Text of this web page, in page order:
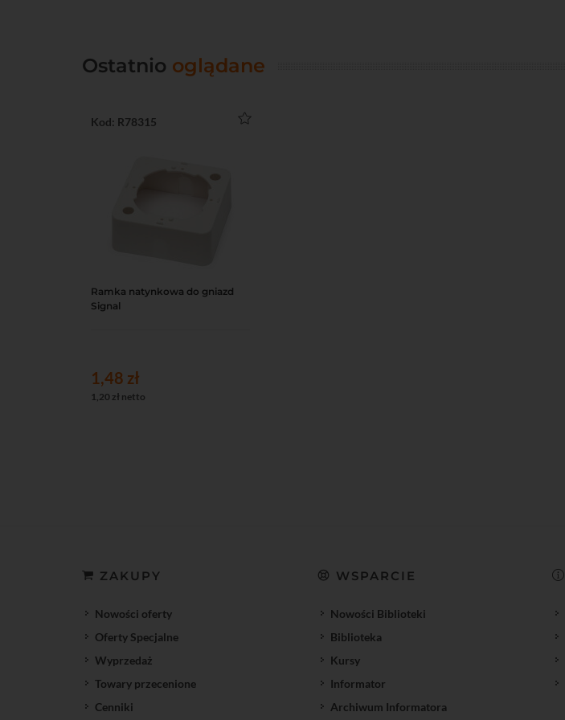
Ostatnio oglądane
Kod: R78315
Do koszyka
Ramka natynkowa do gniazd
Signal
1,48 zł
1,20 zł netto
ZAKUPY
Nowości oferty
Oferty Specjalne
Wyprzedaż
Towary przecenione
Cenniki
WSPARCIE
Nowości Biblioteki
Biblioteka
Kursy
Informator
Archiwum Informatora